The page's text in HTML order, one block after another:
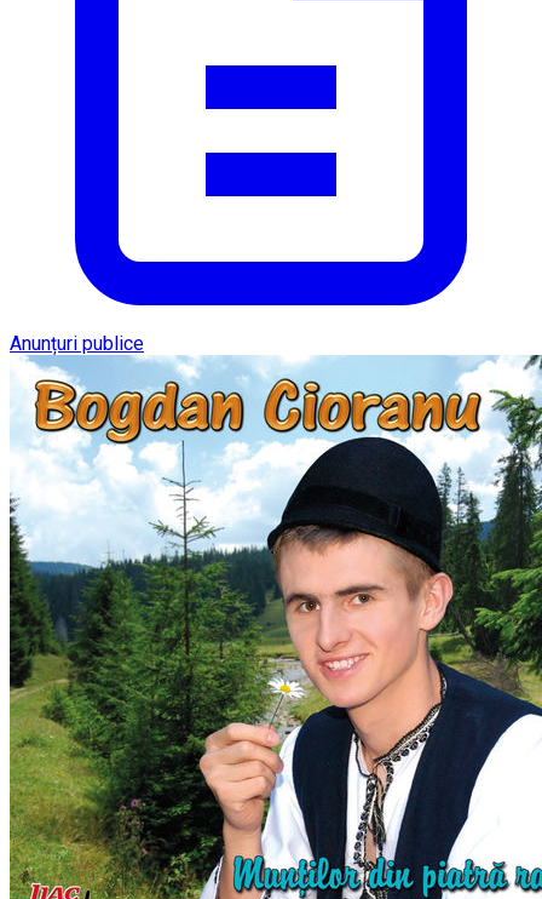
Anunțuri publice